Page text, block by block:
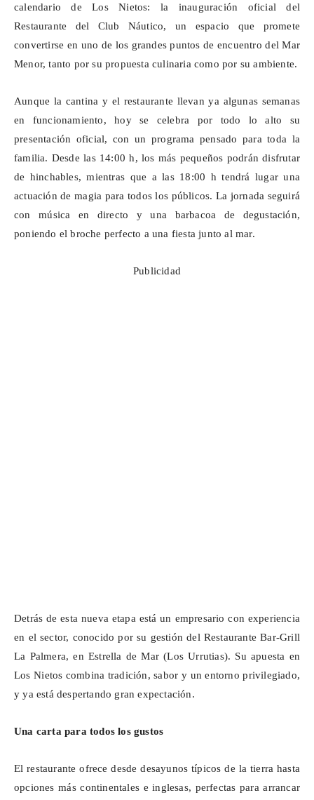
calendario de Los Nietos: la inauguración oficial del
Restaurante del Club Náutico, un espacio que promete
convertirse en uno de los grandes puntos de encuentro del Mar
Menor, tanto por su propuesta culinaria como por su ambiente.
Aunque la cantina y el restaurante llevan ya algunas semanas
en funcionamiento, hoy se celebra por todo lo alto su
presentación oficial, con un programa pensado para toda la
familia. Desde las 14:00 h, los más pequeños podrán disfrutar
de hinchables, mientras que a las 18:00 h tendrá lugar una
actuación de magia para todos los públicos. La jornada seguirá
con música en directo y una barbacoa de degustación,
poniendo el broche perfecto a una fiesta junto al mar.
Publicidad
Detrás de esta nueva etapa está un empresario con experiencia
en el sector, conocido por su gestión del Restaurante Bar-Grill
La Palmera, en Estrella de Mar (LosUrrutias). Su apuesta en
Los Nietos combina tradición, sabor y un entorno privilegiado,
y ya está despertando gran expectación.
Una carta para todos los gustos
El restaurante ofrece desde desayunos típicos de la tierra hasta
opciones más continentales e inglesas, perfectas para arrancar